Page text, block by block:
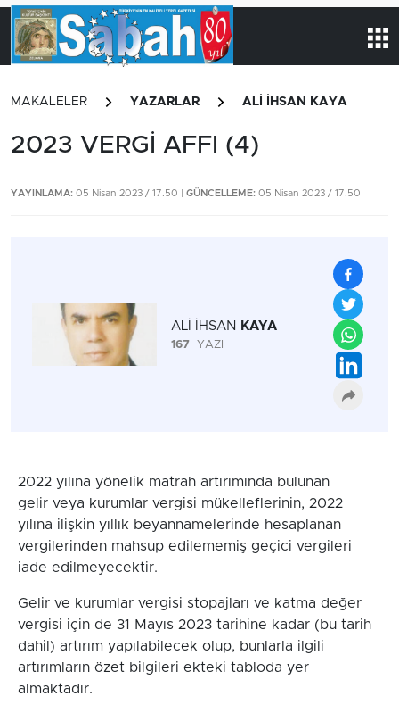
MAKALELER YAZARLAR ALİ İHSAN KAYA
2023 VERGİ AFFI (4)
YAYINLAMA: 05 Nisan 2023 / 17.50 | GÜNCELLEME: 05 Nisan 2023 / 17.50
ALİ İHSAN KAYA
167 YAZI
2022 yılına yönelik matrah artırımında bulunan
gelir veya kurumlar vergisi mükelleflerinin, 2022
yılına ilişkin yıllık beyannamelerinde hesaplanan
vergilerinden mahsup edilememiş geçici vergileri
iade edilmeyecektir.
Gelir ve kurumlar vergisi stopajları ve katma değer
vergisi için de 31 Mayıs 2023 tarihine kadar (bu tarih
dahil) artırım yapılabilecek olup, bunlarla ilgili
artırımların özet bilgileri ekteki tabloda yer
almaktadır.